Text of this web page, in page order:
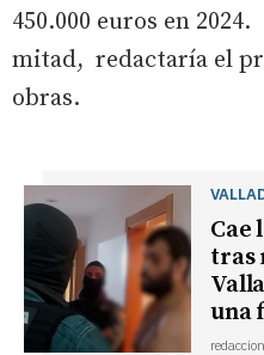
450.000 euros en
mitad, redactaría el
obras.
Cae
tras
una
redaccion